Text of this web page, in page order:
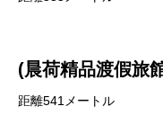
(晨荷精品渡假旅
距離541メートル